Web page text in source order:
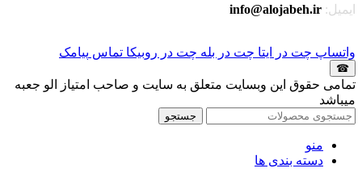
ایمیل: info@alojabeh.ir
واتساپ چت در ایتا چت در بله چت در روبیکا تماس پیامک
☎
تمامی حقوق این وبسایت متعلق به سایت و صاحب امتیاز الو جعبه
میباشد
جستجو
منو
دسته بندی ها